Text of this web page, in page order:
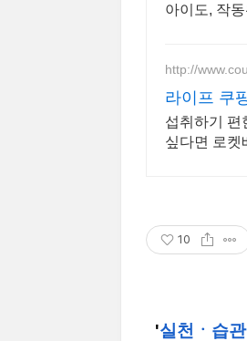
아이도, 작
http://
라이프 쿠
섭취하기 편
싶다면 로켓
10
'실천ㆍ습